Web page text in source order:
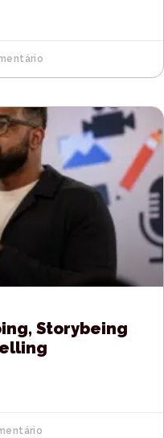
Storybeing